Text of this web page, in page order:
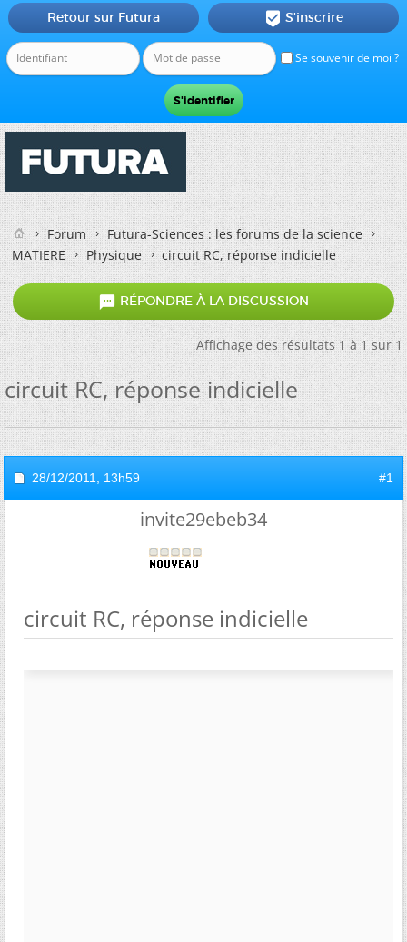
Se souvenir de moi ?
Retour sur Futura  S'inscrire
Forum
Futura-Sciences : les forums de la science
MATIERE
Physique circuit RC, réponse indicielle
 RÉPONDRE À LA DISCUSSION
Affichage des résultats 1 à 1 sur 1
circuit RC, réponse indicielle
28/12/2011, 13h59 #1
invite29ebeb34
circuit RC, réponse indicielle